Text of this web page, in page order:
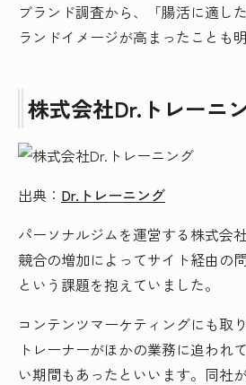
ブランド調査から、「腸活に適し
ランドイメージが高まったことも
株式会社Dr.トレーニ
出典： Dr.トレーニング
パーソナルジムを運営する株式会
競合の増加によってサイト経由の
という課題を抱えていました。
コンテンツマーケティングにも取
トレーナーがほかの業務に追われ
い期間もあったといいます。同社